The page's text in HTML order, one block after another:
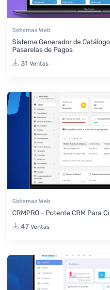
Sistemas Web
Sistema Generador de
Pasarelas de Pagos
31 Ventas
Sistemas Web
CRMPRO - Potente CRM Para
47 Ventas